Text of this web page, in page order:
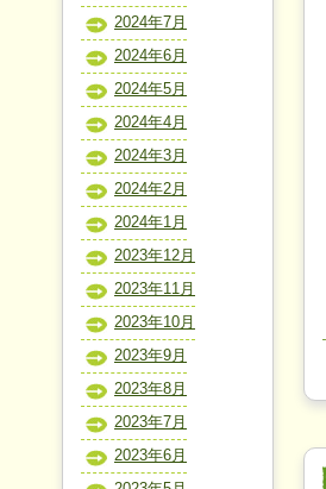
2024年7月
2024年6月
2024年5月
2024年4月
2024年3月
2024年2月
2024年1月
2023年12月
2023年11月
2023年10月
2023年9月
2023年8月
2023年7月
2023年6月